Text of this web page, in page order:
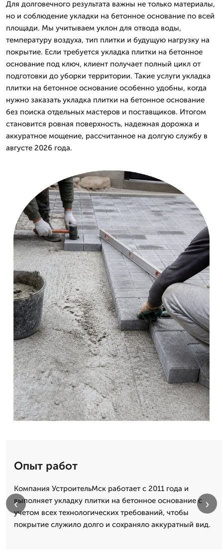
Для долговечного результата важны не только материалы,
но и соблюдение укладки на бетонное основание по всей
площади. Мы учитываем уклон для отвода воды,
температуру воздуха, тип плитки и будущую нагрузку на
покрытие. Если требуется укладка плитки на бетонное
основание под ключ, клиент получает полный цикл от
подготовки до уборки территории. Такие услуги укладка
плитки на бетонное основание особенно удобны, когда
нужно заказать укладка плитки на бетонное основание
без поиска отдельных мастеров и поставщиков. Итогом
становится ровная поверхность, надежная дорожка и
аккуратное мощение, рассчитанное на долгую службу в
августе 2026 года.
Опыт работ
Компания УстроительМск работает с 2011 года и
выполняет укладку плитки на бетонное основание с
учетом всех технологических требований, чтобы
покрытие служило долго и сохраняло аккуратный вид.
‹ ›